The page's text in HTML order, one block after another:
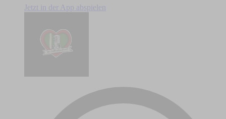
Jetzt in der App abspielen